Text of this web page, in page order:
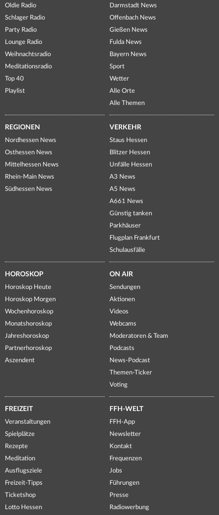
Oldie Radio
Schlager Radio
Party Radio
Lounge Radio
Weihnachtsradio
Meditationsradio
Top 40
Playlist
Darmstadt News
Offenbach News
Gießen News
Fulda News
Bayern News
Sport
Wetter
Alle Orte
Alle Themen
REGIONEN
Nordhessen News
Osthessen News
Mittelhessen News
Rhein-Main News
Südhessen News
VERKEHR
Staus Hessen
Blitzer Hessen
Unfälle Hessen
A3 News
A5 News
A661 News
Günstig tanken
Parkhäuser
Flugplan Frankfurt
Schulausfälle
HOROSKOP
Horoskop Heute
Horoskop Morgen
Wochenhoroskop
Monatshoroskop
Jahreshoroskop
Partnerhoroskop
Aszendent
ON AIR
Sendungen
Aktionen
Videos
Webcams
Moderatoren & Team
Podcasts
News-Podcast
Themen-Ticker
Voting
FREIZEIT
Veranstaltungen
Spielplätze
Rezepte
Meditation
Ausflugsziele
Freizeit-Tipps
Ticketshop
Lotto Hessen
FFH-WELT
FFH-App
Newsletter
Kontakt
Frequenzen
Jobs
Führungen
Presse
Radiowerbung